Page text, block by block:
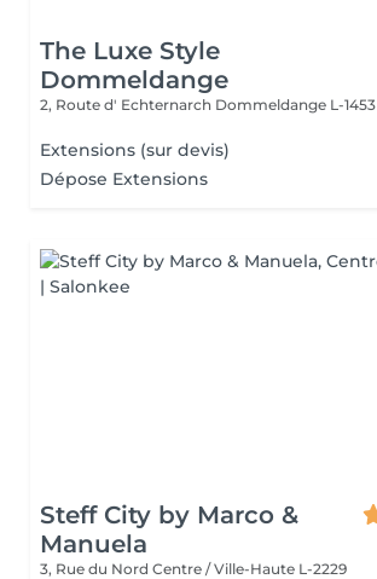
The Luxe Style
Dommeldange
2, Route d' Echternarch Dommeldange L-1453
Extensions (sur devis)
Dépose Extensions
Steff City by Marco &
Manuela
3, Rue du Nord Centre / Ville-Haute L-2229